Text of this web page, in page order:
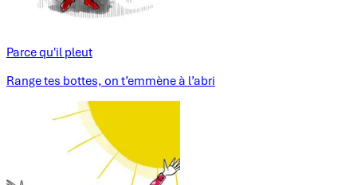
Parce qu'il pleut
Range tes bottes, on t’emmène à l’abri